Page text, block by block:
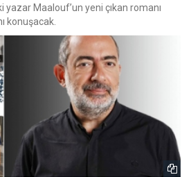
yazar Maalouf’un yeni çıkan romanı
konuşacak.